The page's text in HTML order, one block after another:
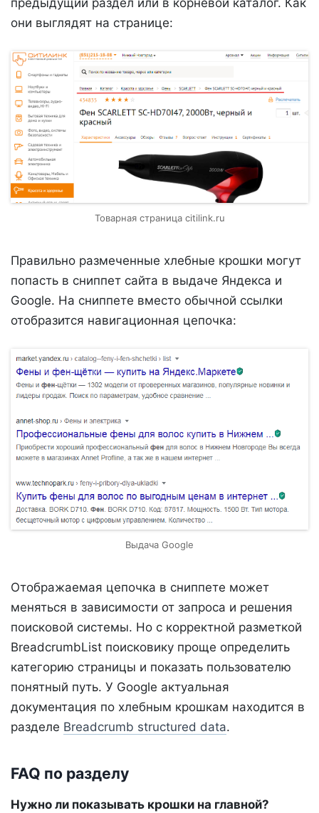
они выглядят на странице:
Товарная страница citilink.ru
Правильно размеченные хлебные крошки могут
попасть в сниппет сайта в выдаче Яндекса и
Google. На сниппете вместо обычной ссылки
отобразится навигационная цепочка:
Выдача Google
Отображаемая цепочка в сниппете может
меняться в зависимости от запроса и решения
поисковой системы. Но с корректной разметкой
BreadcrumbList поисковику проще определить
категорию страницы и показать пользователю
понятный путь. У Google актуальная
документация по хлебным крошкам находится в
разделе Breadcrumb structured data.
FAQ по разделу
Нужно ли показывать крошки на главной?